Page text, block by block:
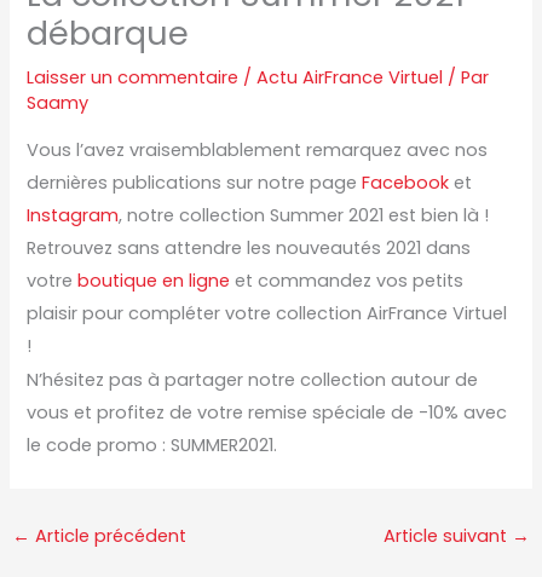
débarque
Laisser un commentaire /Actu AirFrance Virtuel / Par
Saamy
Vous l’avez vraisemblablement remarquez avec nos
dernières publications sur notre pageFacebook et
Instagram, notre collection Summer 2021 est bien là !
Retrouvez sans attendre les nouveautés 2021 dans
votreboutique en ligne et commandez vos petits
plaisir pour compléter votre collection AirFrance Virtuel
!
N’hésitez pas à partager notre collection autour de
vous et profitez de votre remise spéciale de -10% avec
le code promo : SUMMER2021.
← Article précédent Article suivant →